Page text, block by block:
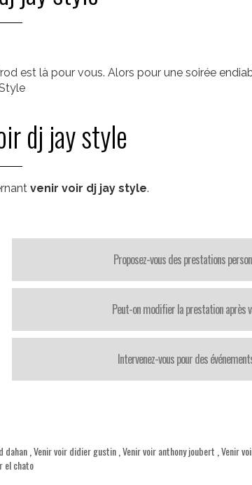
est là pour vous. Alors pour une soirée
dj jay style
venir voir dj jay style.
Proposez-vous des prestations
Peut-on modifier la prestation après
Intervenez-vous pour des
dahan, Venir voir didier gustin, Venir voir anthony joubert Venir
el chato